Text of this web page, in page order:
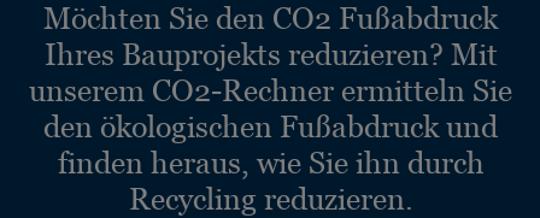
Möchten Sie den CO2 Fußabdruck
Ihres Bauprojekts reduzieren? Mit
unserem CO2-Rechner ermitteln Sie
den ökologischen Fußabdruck und
finden heraus, wie Sie ihn durch
Recycling reduzieren.